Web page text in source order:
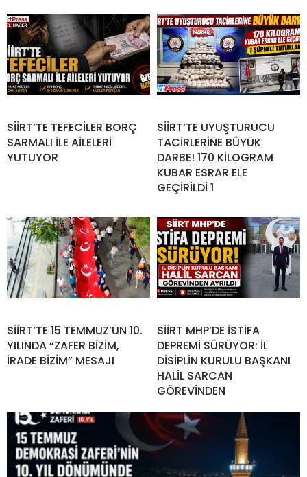
SİİRT’TE TEFECİLER BORÇ
SARMALI İLE AİLELERİ
YUTUYOR
SİİRT’TE UYUŞTURUCU
TACİRLERİNE BÜYÜK
DARBE! 170 KİLOGRAM
KUBAR ESRAR ELE
GEÇİRİLDİ 1
SİİRT’TE 15 TEMMUZ’UN 10.
YILINDA “ZAFER BİZİM,
İRADE BİZİM” MESAJI
SİİRT MHP’DE İSTİFA
DEPREMİ SÜRÜYOR: İL
DİSİPLİN KURULU BAŞKANI
HALİL SARCAN
GÖREVİNDEN